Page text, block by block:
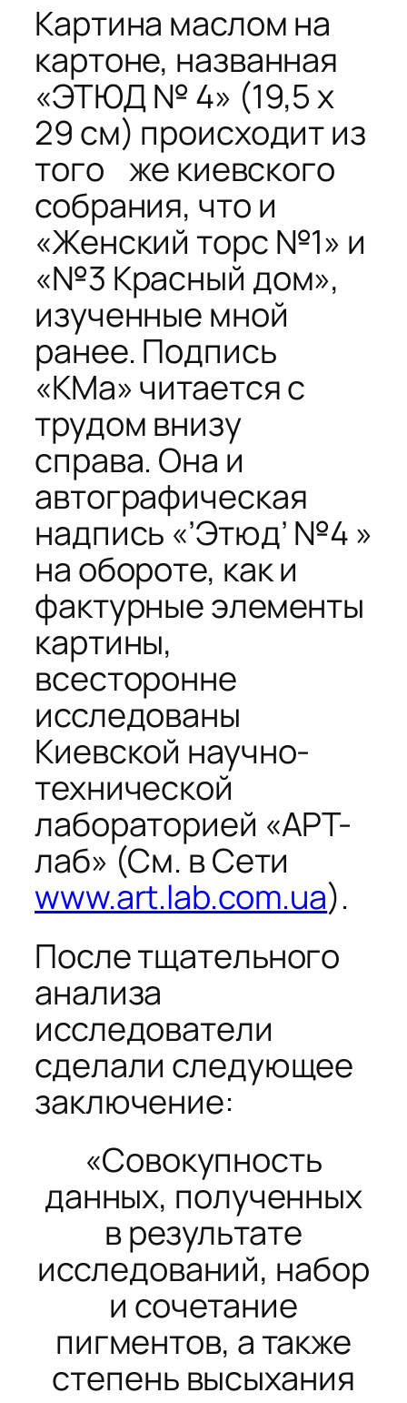
Картина маслом на
картоне, названная
«ЭТЮД № 4» (19,5 х
29 см) происходит из
того же киевского
собрания, что и
«Женский торс №1» и
«№3 Красный дом»,
изученные мной
ранее. Подпись
«КМа» читается с
трудом внизу
справа. Она и
автографическая
надпись «’Этюд’ №4 »
на обороте, как и
фактурные элементы
картины,
всесторонне
исследованы
Киевской научно-
технической
лабораторией «АРТ-
лаб» (Cм. в Сети
www.art.lab.com.ua).
После тщательного
анализа
исследователи
сделали следующее
заключение:
«Совокупность
данных, полученных
в результате
исследований, набор
и сочетание
пигментов, а также
степень высыхания